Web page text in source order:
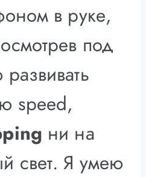
в руке,
под
speed,
ни на
свет. Я умею